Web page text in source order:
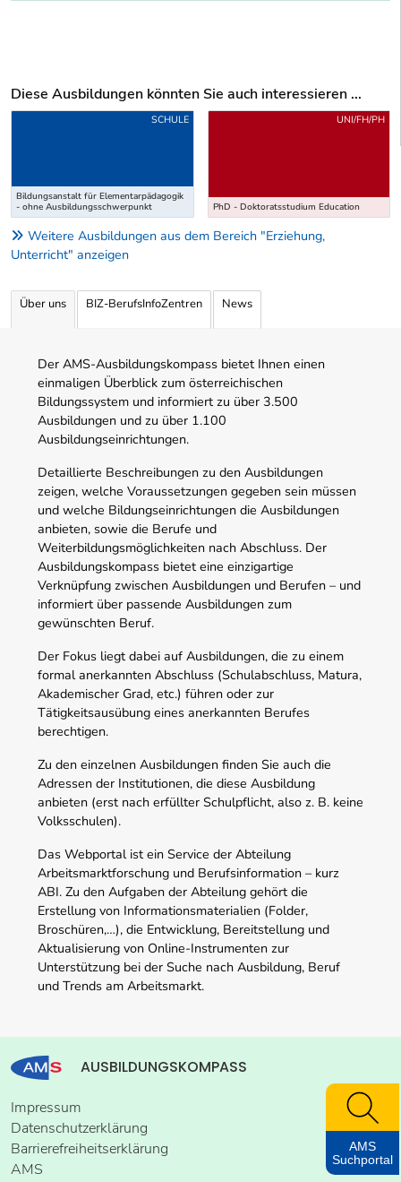
Diese Ausbildungen könnten Sie auch interessieren ...
Uber weitere Ausbildungsvorschläge
Bildungsanstalt für Elementarpädagogik
- ohne Ausbildungsschwerpunkt
SCHULE
PhD - Doktoratsstudium Education
UNI/FH/PH
Weitere Ausbildungen aus dem Bereich "Erziehung,
Unterricht" anzeigen
Über uns BIZ-BerufsInfoZentren News
Der AMS-Ausbildungskompass bietet Ihnen einen
einmaligen Überblick zum österreichischen
Bildungssystem und informiert zu über 3.500
Ausbildungen und zu über 1.100
Ausbildungseinrichtungen.
Detaillierte Beschreibungen zu den Ausbildungen
zeigen, welche Voraussetzungen gegeben sein müssen
und welche Bildungseinrichtungen die Ausbildungen
anbieten, sowie die Berufe und
Weiterbildungsmöglichkeiten nach Abschluss. Der
Ausbildungskompass bietet eine einzigartige
Verknüpfung zwischen Ausbildungen und Berufen – und
informiert über passende Ausbildungen zum
gewünschten Beruf.
Der Fokus liegt dabei auf Ausbildungen, die zu einem
formal anerkannten Abschluss (Schulabschluss, Matura,
Akademischer Grad, etc.) führen oder zur
Tätigkeitsausübung eines anerkannten Berufes
berechtigen.
Zu den einzelnen Ausbildungen finden Sie auch die
Adressen der Institutionen, die diese Ausbildung
anbieten (erst nach erfüllter Schulpflicht, also z. B. keine
Volksschulen).
Das Webportal ist ein Service der Abteilung
Arbeitsmarktforschung und Berufsinformation – kurz
ABI. Zu den Aufgaben der Abteilung gehört die
Erstellung von Informationsmaterialien (Folder,
Broschüren,…), die Entwicklung, Bereitstellung und
Aktualisierung von Online-Instrumenten zur
Unterstützung bei der Suche nach Ausbildung, Beruf
und Trends am Arbeitsmarkt.
AUSBILDUNGSKOMPASS
Impressum
Datenschutzerklärung
Barrierefreiheitserklärung
AMS
AMS
Suchportal